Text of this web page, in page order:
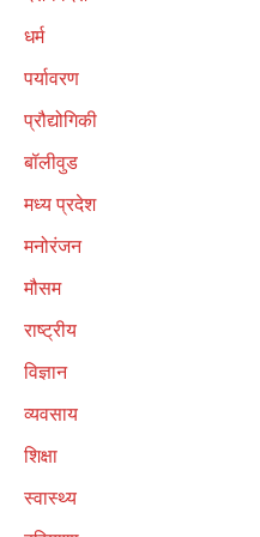
धर्म
पर्यावरण
प्रौद्योगिकी
बॉलीवुड
मध्य प्रदेश
मनोरंजन
मौसम
राष्ट्रीय
विज्ञान
व्यवसाय
शिक्षा
स्वास्थ्य